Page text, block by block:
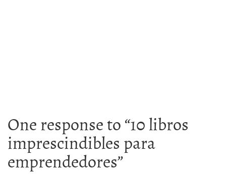
One response to “10 libros
imprescindibles para
emprendedores”